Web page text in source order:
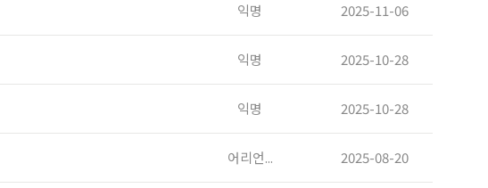
익명 2025-11-06
익명 2025-10-28
익명 2025-10-28
어리언... 2025-08-20